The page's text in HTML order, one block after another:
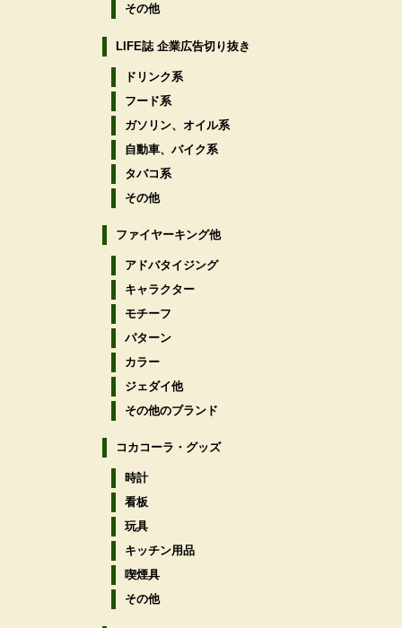
その他
LIFE誌 企業広告切り抜き
ドリンク系
フード系
ガソリン、オイル系
自動車、バイク系
タバコ系
その他
ファイヤーキング他
アドバタイジング
キャラクター
モチーフ
パターン
カラー
ジェダイ他
その他のブランド
コカコーラ・グッズ
時計
看板
玩具
キッチン用品
喫煙具
その他